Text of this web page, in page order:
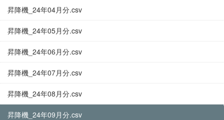
昇降機_24年04月分.csv
昇降機_24年05月分.csv
昇降機_24年06月分.csv
昇降機_24年07月分.csv
昇降機_24年08月分.csv
昇降機_24年09月分.csv